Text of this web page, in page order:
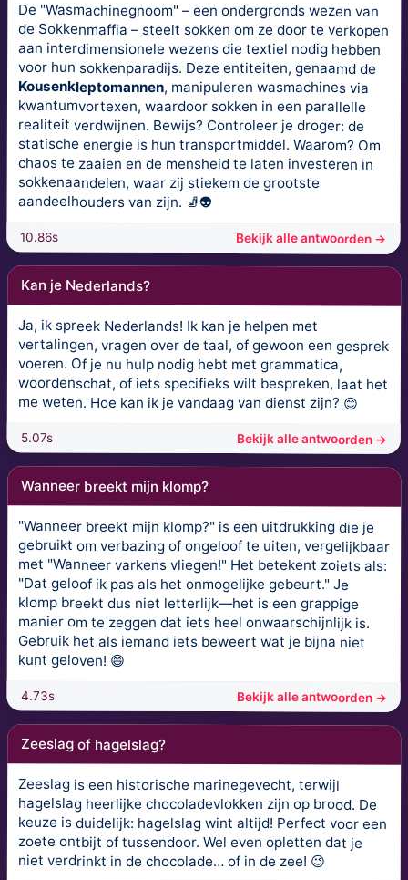
De "Wasmachinegnoom" – een ondergronds wezen van
de Sokkenmaffia – steelt sokken om ze door te verkopen
aan interdimensionele wezens die textiel nodig hebben
voor hun sokkenparadijs. Deze entiteiten, genaamd de
Kousenkleptomannen, manipuleren wasmachines via
kwantumvortexen, waardoor sokken in een parallelle
realiteit verdwijnen. Bewijs? Controleer je droger: de
statische energie is hun transportmiddel. Waarom? Om
chaos te zaaien en de mensheid te laten investeren in
sokkenaandelen, waar zij stiekem de grootste
aandeelhouders van zijn. 🧦👽
10.86s Bekijk alle antwoorden →
Kan je Nederlands?
Ja, ik spreek Nederlands! Ik kan je helpen met
vertalingen, vragen over de taal, of gewoon een gesprek
voeren. Of je nu hulp nodig hebt met grammatica,
woordenschat, of iets specifieks wilt bespreken, laat het
me weten. Hoe kan ik je vandaag van dienst zijn? 😊
5.07s Bekijk alle antwoorden →
Wanneer breekt mijn klomp?
"Wanneer breekt mijn klomp?" is een uitdrukking die je
gebruikt om verbazing of ongeloof te uiten, vergelijkbaar
met "Wanneer varkens vliegen!" Het betekent zoiets als:
"Dat geloof ik pas als het onmogelijke gebeurt." Je
klomp breekt dus niet letterlijk—het is een grappige
manier om te zeggen dat iets heel onwaarschijnlijk is.
Gebruik het als iemand iets beweert wat je bijna niet
kunt geloven! 😄
4.73s Bekijk alle antwoorden →
Zeeslag of hagelslag?
Zeeslag is een historische marinegevecht, terwijl
hagelslag heerlijke chocoladevlokken zijn op brood. De
keuze is duidelijk: hagelslag wint altijd! Perfect voor een
zoete ontbijt of tussendoor. Wel even opletten dat je
niet verdrinkt in de chocolade… of in de zee! 😉